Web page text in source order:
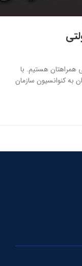
همراهتان هستیم. با
به کنوانسیون سازمان